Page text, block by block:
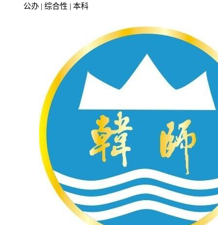
公办 | 综合性 | 本科